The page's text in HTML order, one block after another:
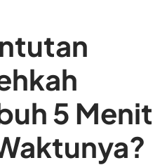
5 Menit